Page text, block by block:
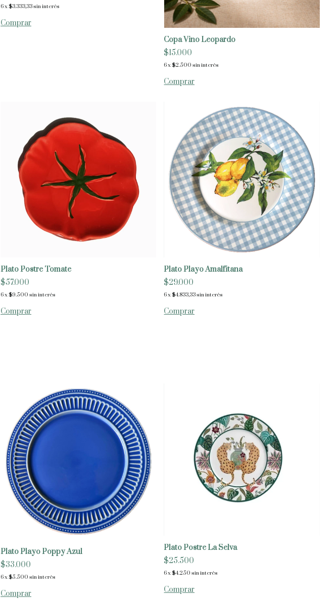
6x$3.333,33sin interés
Copa Vino Leopardo
$15.000
6x$2.500 sin interés
Plato Postre Tomate
$57.000
6x$9.500 sin interés
Plato Playo Amalfitana
$29.000
6x$4.833,33sin interés
Plato Playo Poppy Azul
$33.000
6x$5.500 sin interés
Plato Postre La Selva
$25.500
6x$4.250 sin interés